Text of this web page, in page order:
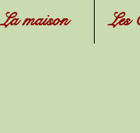
La maison Les